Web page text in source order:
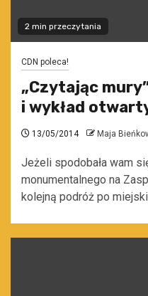
2 min przeczytania
CDN poleca!
„Czytając
i wykład
13/05/2014 Maja
Jeżeli spodobała wam
monumentalnego na
kolejną podróż po